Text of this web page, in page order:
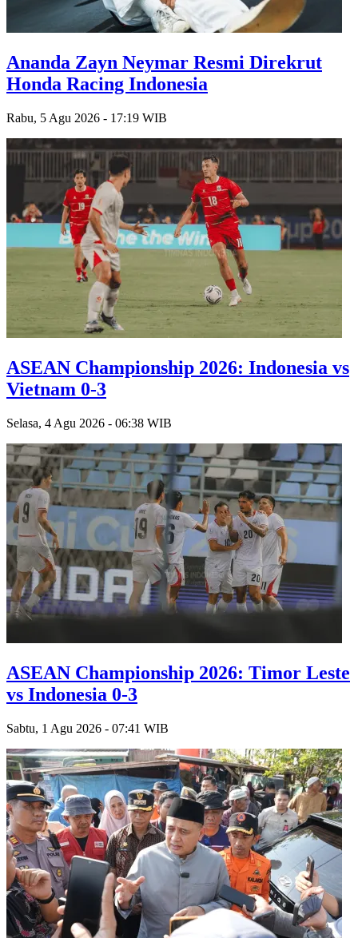
Ananda Zayn Neymar Resmi Direkrut
Honda Racing Indonesia
Rabu, 5 Agu 2026 - 17:19 WIB
ASEAN Championship 2026: Indonesia vs
Vietnam 0-3
Selasa, 4 Agu 2026 - 06:38 WIB
ASEAN Championship 2026: Timor Leste
vs Indonesia 0-3
Sabtu, 1 Agu 2026 - 07:41 WIB